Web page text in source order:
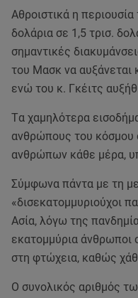
Αθροιστικά η
δολάρια σε 1,5 τρισ.
σημαντικές
του Μασκ να αυξάνεται
ενώ του κ. Γκέιτς
Tα χαμηλότερα
ανθρώπους του κόσμου
ανθρώπων κάθε μέρα,
Σύμφωνα πάντα με τη
«δισεκατομμυριούχοι
Ασία, λόγω της
εκατομμύρια άνθρωποι
στη φτώχεια, καθώς
Ο συνολικός αριθμός